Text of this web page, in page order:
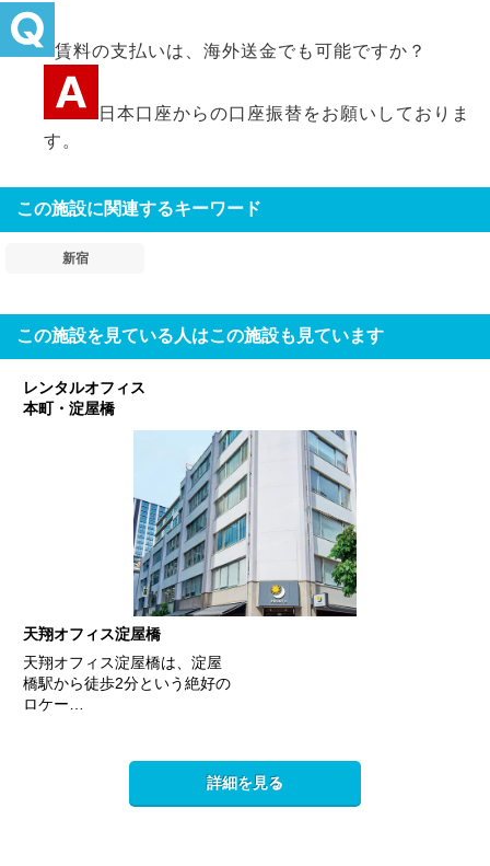
賃料の支払いは、海外送金でも可能ですか？
日本口座からの口座振替をお願いしておりま
す。
この施設に関連するキーワード
新宿
この施設を見ている人はこの施設も見ています
レンタルオフィス
本町・淀屋橋
天翔オフィス淀屋橋
天翔オフィス淀屋橋は、淀屋
橋駅から徒歩2分という絶好の
ロケー…
詳細を見る